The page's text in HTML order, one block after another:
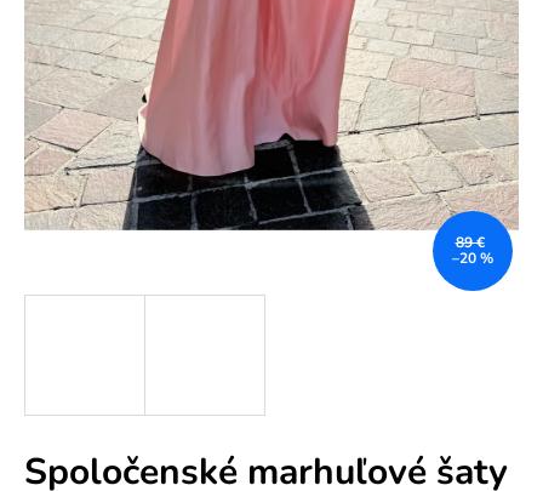
Spoločenské marhuľové šaty
89 €
–20 %
e
n
á
j
s
ť